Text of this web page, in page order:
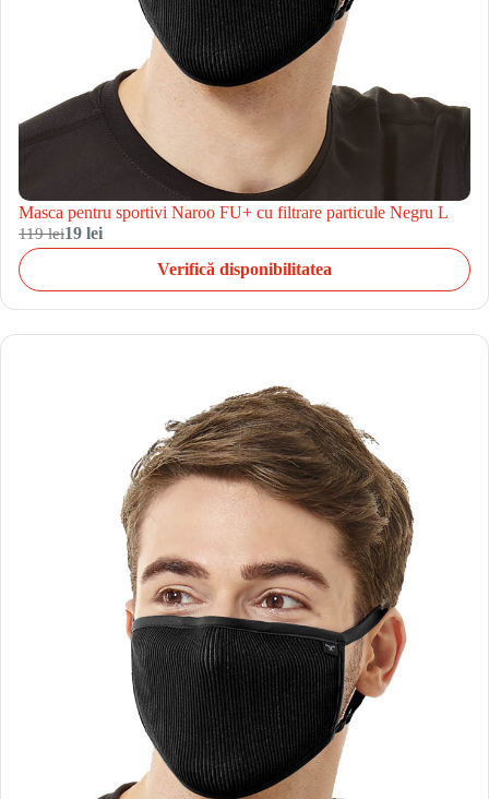
Masca pentru sportivi Naroo FU+ cu filtrare particule Negru L
119 lei19 lei
Verifică disponibilitatea